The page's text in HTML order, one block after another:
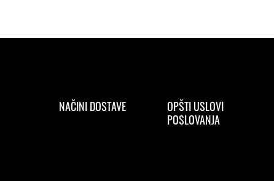
NAČINI DOSTAVE
OPŠTI USLOVI
POSLOVANJA